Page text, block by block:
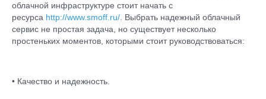
облачной инфраструктуре стоит начать с
ресурса http://www.smoff.ru/. Выбрать надежный облачный
сервис не простая задача, но существует несколько
простеньких моментов, которыми стоит руководствоваться:
• Качество и надежность.